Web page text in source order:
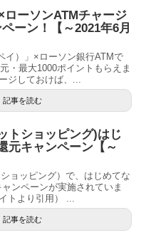
ローソンATMチャージ
ーン！【～2021年6月
イ）」×ローソン銀行ATMで
・最大1000ポイントもらえま
ジしておけば、...
記事を読む
トショッピング)はじ
元キャンペーン【～
ョッピング）で、はじめてな
ンペーンが実施されていま
トより引用） ...
記事を読む